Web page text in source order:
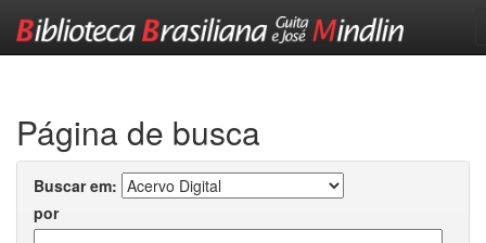
Página de busca
Buscar em:
por